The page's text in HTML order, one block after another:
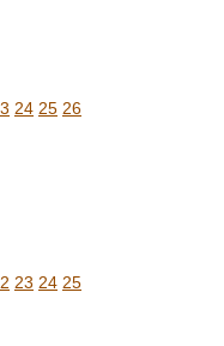
24 25 26
23 24 25